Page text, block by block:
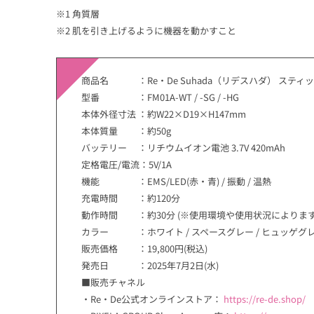
※1 角質層
※2 肌を引き上げるように機器を動かすこと
商品名 ：Re・De Suhada（リデスハダ） スティッ
型番 ：FM01A-WT / -SG / -HG
本体外径寸法 ：約W22×D19×H147mm
本体質量 ：約50g
バッテリー ：リチウムイオン電池 3.7V 420mAh
定格電圧/電流：5V/1A
機能 ：EMS/LED(赤・青) / 振動 / 温熱
充電時間 ：約120分
動作時間 ：約30分 (※使用環境や使用状況によりま
カラー ：ホワイト / スペースグレー / ヒュッゲグ
販売価格 ：19,800円(税込)
発売日 ：2025年7月2日(水)
■販売チャネル
・Re・De公式オンラインストア： https://re-de.shop/